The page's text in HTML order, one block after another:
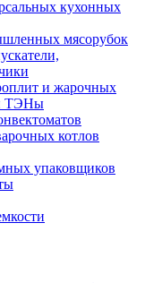
кухонных
мясорубок
и жарочных
ТЭНы
котлов
упаковщиков